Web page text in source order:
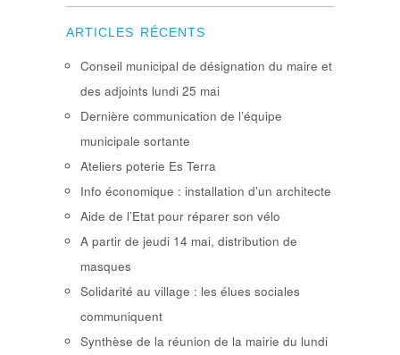
ARTICLES RÉCENTS
Conseil municipal de désignation du maire et
des adjoints lundi 25 mai
Dernière communication de l’équipe
municipale sortante
Ateliers poterie Es Terra
Info économique : installation d’un architecte
Aide de l’Etat pour réparer son vélo
A partir de jeudi 14 mai, distribution de
masques
Solidarité au village : les élues sociales
communiquent
Synthèse de la réunion de la mairie du lundi